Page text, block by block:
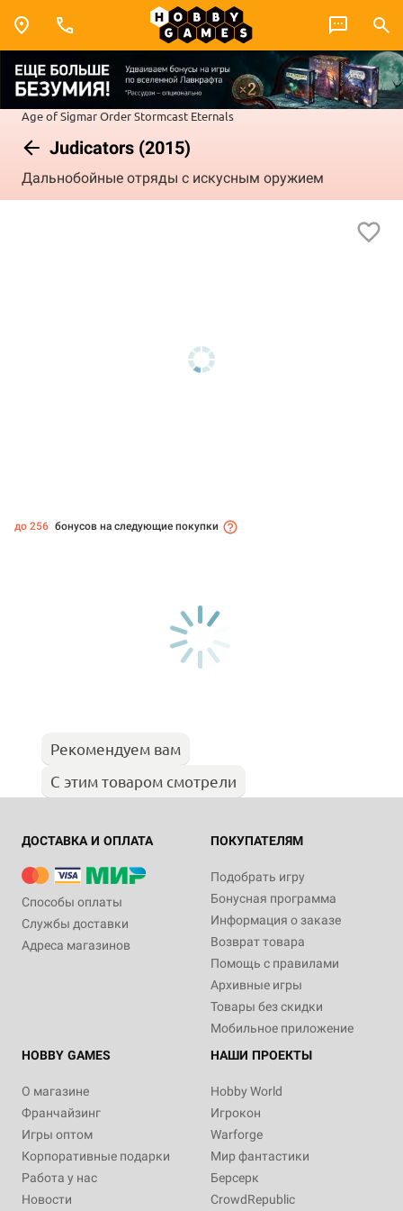
Age of SigmarOrderStormcast Eternals
Judicators (2015)
Дальнобойные отряды с искусным оружием
до 256 бонусов на следующие покупки
Рекомендуем вам
С этим товаром смотрели
ДОСТАВКА И ОПЛАТА
Способы оплаты
Службы доставки
Адреса магазинов
ПОКУПАТЕЛЯМ
Подобрать игру
Бонусная программа
Информация о заказе
Возврат товара
Помощь с правилами
Архивные игры
Товары без скидки
Мобильное приложение
HOBBY GAMES
О магазине
Франчайзинг
Игры оптом
Корпоративные подарки
Работа у нас
Новости
НАШИ ПРОЕКТЫ
Hobby World
Игрокон
Warforge
Мир фантастики
Берсерк
CrowdRepublic